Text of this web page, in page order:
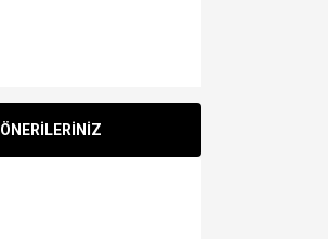
ÖNERİLERİNİZ